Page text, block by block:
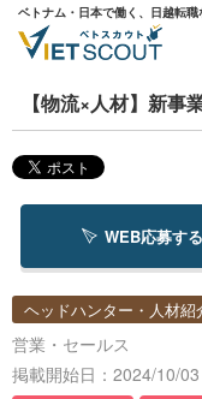
ベトナム・日本で働く、日越転職
【物流×人材】新
WEB応募する
ヘッドハンター・人材紹
営業・セールス
掲載開始日：2024/10/03